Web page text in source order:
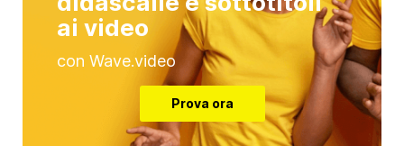
ai video
con Wave.video
Prova ora